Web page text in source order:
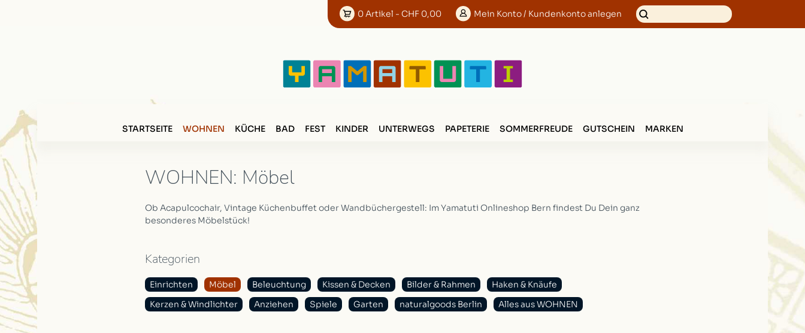
0Artikel - CHF 0,00 Mein Konto/ Kundenkonto anlegen
STARTSEITE WOHNEN KÜCHE BAD FEST KINDER UNTERWEGS PAPETERIE SOMMERFREUDE GUTSCHEIN MARKEN
WOHNEN: Möbel
Ob Acapulcochair, Vintage Küchenbuffet oder Wandbüchergestell: Im Yamatuti Onlineshop Bern findest Du Dein ganz
besonderes Möbelstück!
Kategorien
Einrichten Möbel Beleuchtung Kissen & Decken Bilder & Rahmen
Haken & Knäufe
Kerzen & Windlichter
Anziehen Spiele Garten naturalgoods Berlin Alles aus WOHNEN